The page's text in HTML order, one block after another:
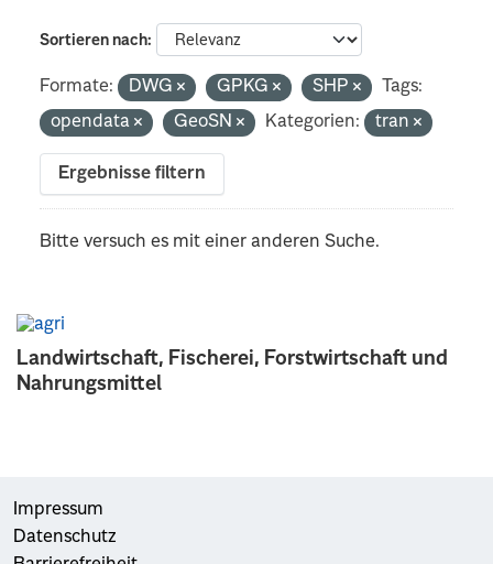
Landwirtschaft, Fischerei, Forstwirtschaft und
Nahrungsmittel
Sortieren nach
Formate: DWG GPKG SHP
Tags:
opendata
GeoSN Kategorien: tran
Ergebnisse filtern
Bitte versuch es mit einer anderen Suche.
Impressum
Datenschutz